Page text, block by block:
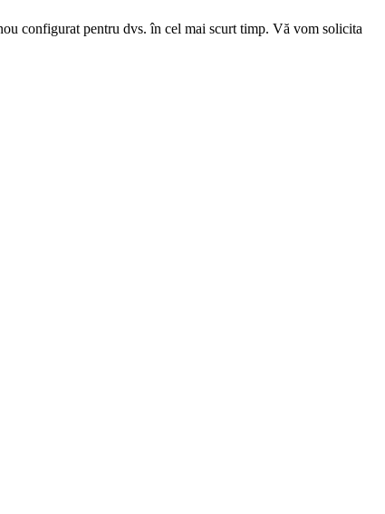
configurat pentru dvs. în cel mai scurt timp. Vă vom solicita